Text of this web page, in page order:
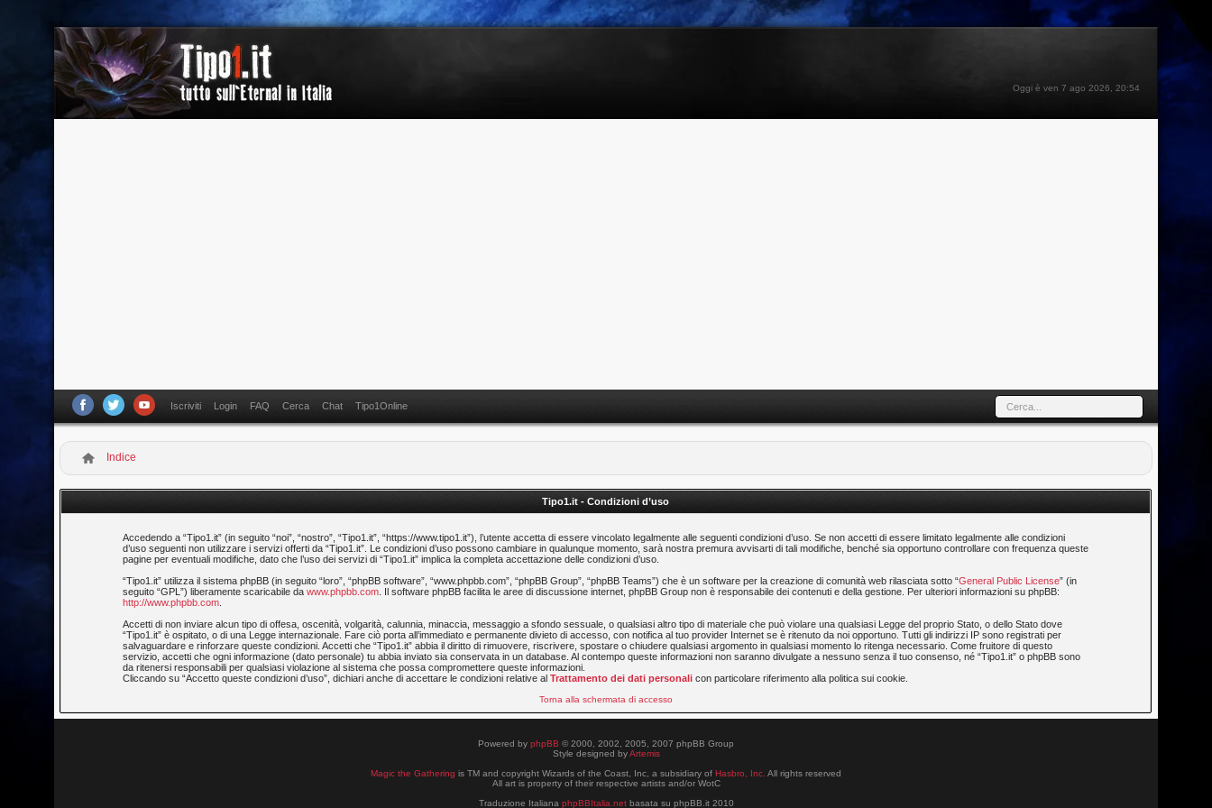
Oggi è ven 7 ago 2026, 20:54
Iscriviti Login FAQ Cerca Chat Tipo1Online
Indice
Tipo1.it - Condizioni d’uso
Accedendo a “Tipo1.it” (in seguito “noi”, “nostro”, “Tipo1.it”, “https://www.tipo1.it”), l’utente accetta di essere vincolato legalmente alle seguenti condizioni d’uso. Se non accetti di essere limitato legalmente alle condizioni
d’uso seguenti non utilizzare i servizi offerti da “Tipo1.it”. Le condizioni d’uso possono cambiare in qualunque momento, sarà nostra premura avvisarti di tali modifiche, benché sia opportuno controllare con frequenza queste
pagine per eventuali modifiche, dato che l’uso dei servizi di “Tipo1.it” implica la completa accettazione delle condizioni d’uso.
“Tipo1.it” utilizza il sistema phpBB (in seguito “loro”, “phpBB software”, “www.phpbb.com”, “phpBB Group”, “phpBB Teams”) che è un software per la creazione di comunità web rilasciata sotto “General Public License” (in
seguito “GPL”) liberamente scaricabile dawww.phpbb.com . Il software phpBB facilita le aree di discussione internet, phpBB Group non è responsabile dei contenuti e della gestione. Per ulteriori informazioni su phpBB:
http://www.phpbb.com
Accetti di non inviare alcun tipo di offesa, oscenità, volgarità, calunnia, minaccia, messaggio a sfondo sessuale, o qualsiasi altro tipo di materiale che può violare una qualsiasi Legge del proprio Stato, o dello Stato dove
“Tipo1.it” è ospitato, o di una Legge internazionale. Fare ciò porta all’immediato e permanente divieto di accesso, con notifica al tuo provider Internet se è ritenuto da noi opportuno. Tutti gli indirizzi IP sono registrati per
salvaguardare e rinforzare queste condizioni. Accetti che “Tipo1.it” abbia il diritto di rimuovere, riscrivere, spostare o chiudere qualsiasi argomento in qualsiasi momento lo ritenga necessario. Come fruitore di questo
servizio, accetti che ogni informazione (dato personale) tu abbia inviato sia conservata in un database. Al contempo queste informazioni non saranno divulgate a nessuno senza il tuo consenso, né “Tipo1.it” o phpBB sono
da ritenersi responsabili per qualsiasi violazione al sistema che possa compromettere queste informazioni.
Cliccando su “Accetto queste condizioni d’uso”, dichiari anche di accettare le condizioni relative alTrattamento dei dati personali con particolare riferimento alla politica sui cookie.
Torna alla schermata di accesso
Powered by phpBB © 2000, 2002, 2005, 2007 phpBB Group
Style designed byArtemis
Magic the Gathering is TM and copyright Wizards of the Coast, Inc, a subsidiary of Hasbro, Inc. All rights reserved
All art is property of their respective artists and/or WotC
Traduzione Italiana phpBBItalia.netbasata su phpBB.it 2010